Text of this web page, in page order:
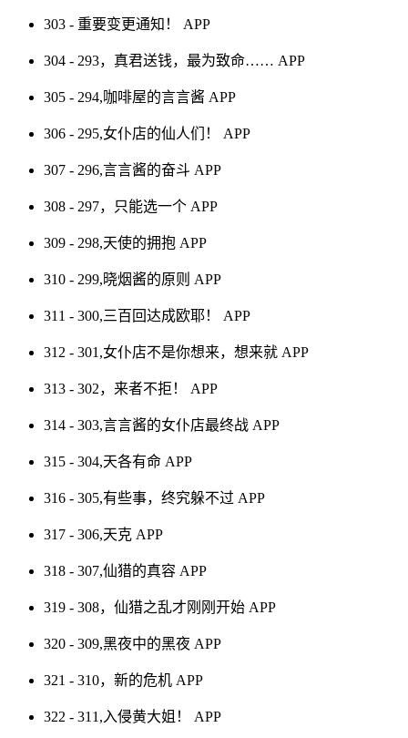
303 - 重要变更通知！ APP
304 - 293，真君送钱，最为致命…… APP
305 - 294,咖啡屋的言言酱 APP
306 - 295,女仆店的仙人们！ APP
307 - 296,言言酱的奋斗 APP
308 - 297，只能选一个 APP
309 - 298,天使的拥抱 APP
310 - 299,晓烟酱的原则 APP
311 - 300,三百回达成欧耶！ APP
312 - 301,女仆店不是你想来，想来就 APP
313 - 302，来者不拒！ APP
314 - 303,言言酱的女仆店最终战 APP
315 - 304,天各有命 APP
316 - 305,有些事，终究躲不过 APP
317 - 306,天克 APP
318 - 307,仙猎的真容 APP
319 - 308，仙猎之乱才刚刚开始 APP
320 - 309,黑夜中的黑夜 APP
321 - 310，新的危机 APP
322 - 311,入侵黄大姐！ APP